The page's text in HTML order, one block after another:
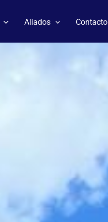
Aliados Contacto